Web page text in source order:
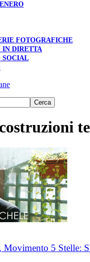
FOTOGRAFICHE
IN DIRETTA
SOCIAL
5 Stelle: